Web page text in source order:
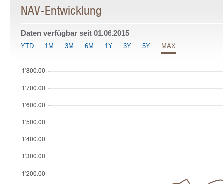
NAV-Entwicklung
Daten verfügbar seit 01.06.2015
YTD 1M 3M 6M 1Y 3Y 5Y MAX